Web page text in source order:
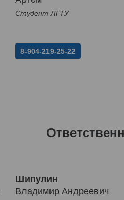
Студент ЛГТУ
8-904-219-25-22
Шипулин
Владимир Андреевич